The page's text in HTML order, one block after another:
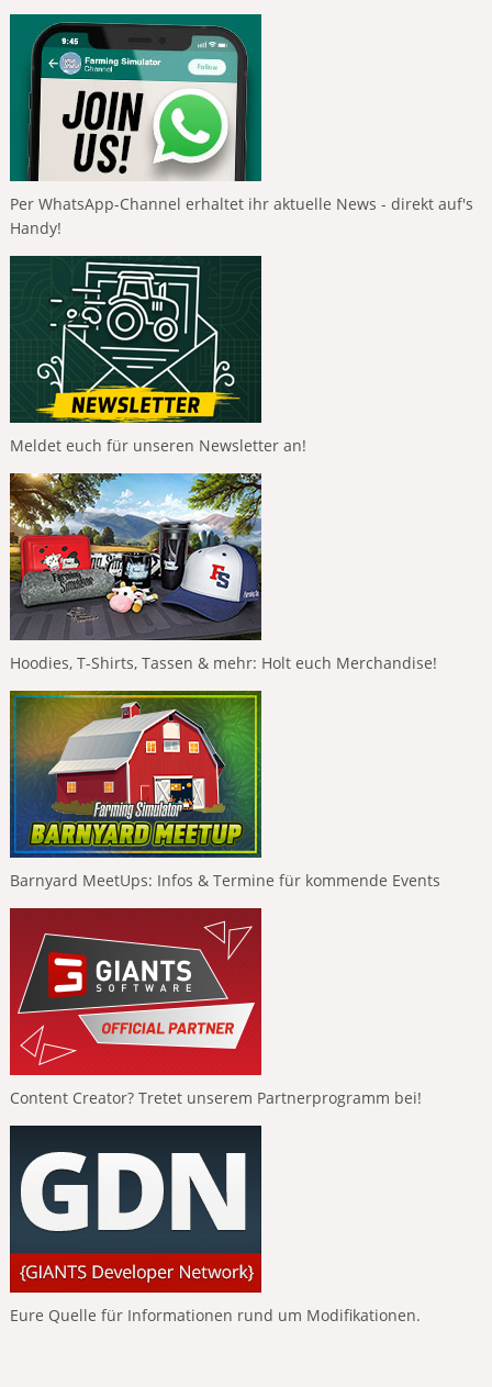
Per WhatsApp-Channel erhaltet ihr aktuelle News - direkt auf's
Handy!
Meldet euch für unseren Newsletter an!
Hoodies, T-Shirts, Tassen & mehr: Holt euch Merchandise!
Barnyard MeetUps: Infos & Termine für kommende Events
Content Creator? Tretet unserem Partnerprogramm bei!
Eure Quelle für Informationen rund um Modifikationen.